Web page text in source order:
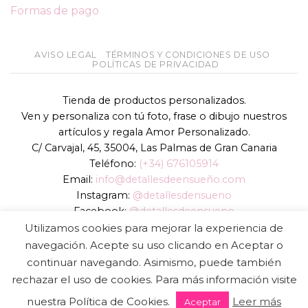
Formas de pago
AVISO LEGAL
TÉRMINOS Y CONDICIONES DE USO
POLÍTICAS DE PRIVACIDAD
Tienda de productos personalizados.
Ven y personaliza con tú foto, frase o dibujo nuestros
artículos y regala Amor Personalizado.
C/ Carvajal, 45, 35004, Las Palmas de Gran Canaria
Teléfono: (+34) 676105914
Email: info@detallesdeensueño.com
Instagram: @detallesdensueno
Facebook: @detallesdeensueno
TikTok: @detallesdensueno
Página web:www.detallesdeensueño.com
Copyright 2026 © DIGALOWEB.COM
Utilizamos cookies para mejorar la experiencia de
navegación. Acepte su uso clicando en Aceptar o
continuar navegando. Asimismo, puede también
rechazar el uso de cookies. Para más información visite
nuestra Política de Cookies.
Aceptar Leer más